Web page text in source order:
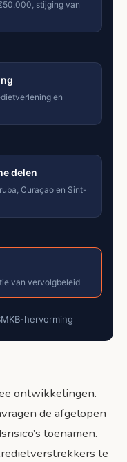
stijging van
en
delen
Curaçao en Sint-
van vervolgbeleid
hervorming
ontwikkelingen.
de afgelopen
toenamen.
te